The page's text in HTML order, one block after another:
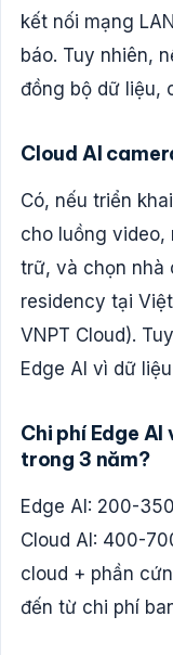
kết nối mạng
báo. Tuy nhiên,
đồng bộ dữ liệu,
Cloud AI
Có, nếu triển
cho luồng video,
trữ, và chọn nhà
residency tại
VNPT Cloud).
Edge AI vì dữ
Chi phí Edge
trong 3 năm?
Edge AI: 200-
Cloud AI: 400-
cloud + phần
đến từ chi phí